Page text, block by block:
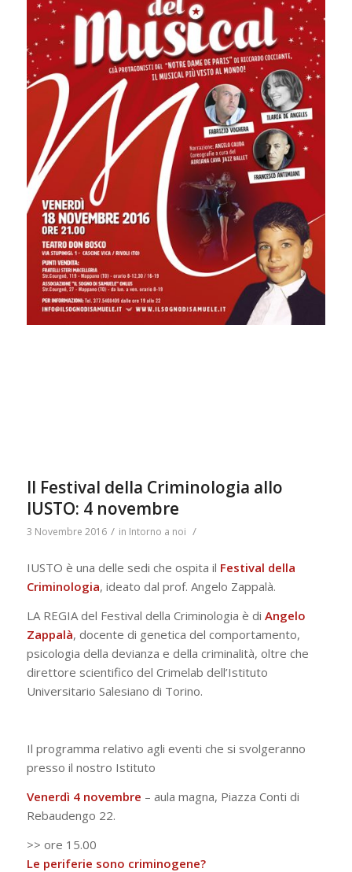
Il Festival della Criminologia allo
IUSTO: 4 novembre
3 Novembre 2016 / in Intorno a noi /
IUSTO è una delle sedi che ospita il Festival della
Criminologia, ideato dal prof. Angelo Zappalà.
LA REGIA del Festival della Criminologia è di Angelo
Zappalà, docente di genetica del comportamento,
psicologia della devianza e della criminalità, oltre che
direttore scientifico del Crimelab dell’Istituto
Universitario Salesiano di Torino.
Il programma relativo agli eventi che si svolgeranno
presso il nostro Istituto
Venerdì 4 novembre – aula magna, Piazza Conti di
Rebaudengo 22.
>> ore 15.00
Le periferie sono criminogene?